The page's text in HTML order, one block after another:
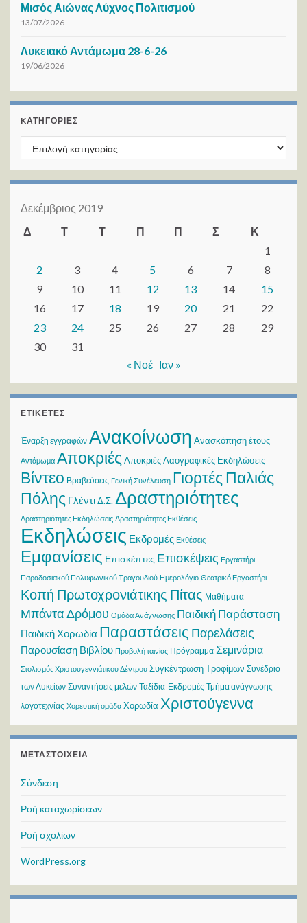
Μισός Αιώνας Λύχνος Πολιτισμού
13/07/2026
Λυκειακό Αντάμωμα 28-6-26
19/06/2026
KΑΤΗΓΟΡΊΕΣ
Kατηγορίες
Δεκέμβριος 2019
Δ
Τ Τ Π Π Σ
Κ
1
2
3 4 5 6 7
8
9
10 11 12 13 14
15
16
17 18 19 20 21
22
23
24 25 26 27 28
29
30
31
« Νοέ Ιαν »
ΕΤΙΚΈΤΕΣ
Έναρξη εγγραφών Ανακοίνωση Ανασκόπηση έτους
Αντάμωμα Αποκριές Αποκριές Λαογραφικές Εκδηλώσεις
Βίντεο Βραβεύσεις Γενική Συνέλευση Γιορτές Παλιάς
Πόλης ΓλέντιΔ.Σ. Δραστηριότητες
Δραστηριότητες Εκδηλώσεις Δραστηριότητες Εκθέσεις
Εκδηλώσεις Εκδρομές Εκθέσεις
Εμφανίσεις Επισκέπτες Επισκέψεις Εργαστήρι
Παραδοσιακού Πολυφωνικού Τραγουδιού Ημερολόγιο Θεατρικό Εργαστήρι
Κοπή Πρωτοχρονιάτικης Πίτας Μαθήματα
Μπάντα Δρόμου Ομάδα Ανάγνωσης Παιδική Παράσταση
Παιδική Χορωδία Παραστάσεις Παρελάσεις
Παρουσίαση Βιβλίου Προβολή ταινίας Πρόγραμμα Σεμινάρια
Στολισμός Χριστουγεννιάτικου Δέντρου Συγκέντρωση Τροφίμων Συνέδριο
των Λυκείων Συναντήσεις μελών Ταξίδια-Εκδρομές Τμήμα ανάγνωσης
λογοτεχνίας Χορευτική ομάδα Χορωδία Χριστούγεννα
ΜΕΤΑΣΤΟΙΧΕΊΑ
Σύνδεση
Ροή καταχωρίσεων
Ροή σχολίων
WordPress.org